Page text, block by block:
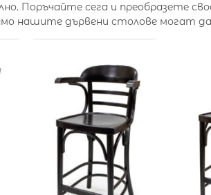
Поръчайте сега и преобразете
нашите дървени столове могат